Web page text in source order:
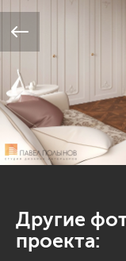
Другие
проекта: